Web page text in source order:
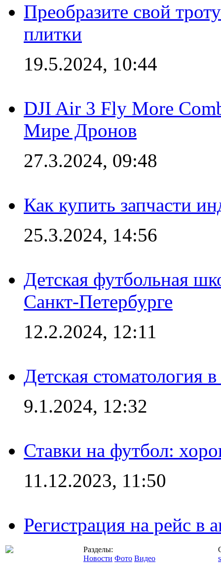
Преобразите свой
плитки
19.5.2024, 10:44
DJI Air 3 Fly More
Мире Дронов
27.3.2024, 09:48
Как купить запчасти
25.3.2024, 14:56
Детская футбольная
Санкт-Петербурге
12.2.2024, 12:11
Детская стоматология
9.1.2024, 12:32
Ставки на футбол:
11.12.2023, 11:50
Регистрация на рейс в
Разделы:
Новости Фото Видео